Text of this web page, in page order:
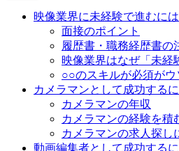
映像業界に未経験で進むには
面接のポイント
履歴書・職務経歴書の
映像業界はなぜ「未経
○○のスキルが必須がウ
カメラマンとして成功する
カメラマンの年収
カメラマンの経験を積
カメラマンの求人探し
動画編集者として成功する